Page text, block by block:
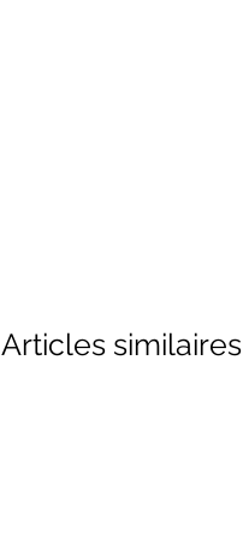
Articles similaires